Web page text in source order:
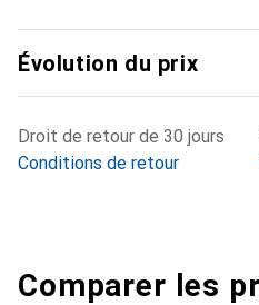
Évolution du prix
Droit de retour de 30 jours
Conditions de retour
Comparer les